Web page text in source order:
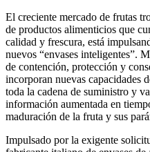
El creciente mercado de frutas
de productos alimenticios que
calidad y frescura, está
nuevos “envases inteligentes”.
de contención, protección y
incorporan nuevas capacidades
toda la cadena de suministro y
información aumentada en
maduración de la fruta y sus
Impulsado por la exigente